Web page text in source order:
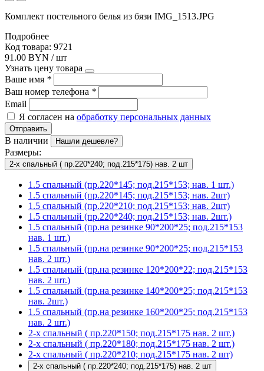
Комплект постельного белья из бязи IMG_1513.JPG
Подробнее
Код товара: 9721
91.00 BYN / шт
Узнать цену товара
Ваше имя *
Ваш номер телефона *
Email
Я согласен на обработку персональных данных
Отправить
В наличии Нашли дешевле?
Размеры:
2-х спальный ( пр.220*240; под.215*175) нав. 2 шт
1.5 спальный (пр.220*145; под.215*153; нав. 1 шт.)
1.5 спальный (пр.220*145; под.215*153; нав. 2шт)
1.5 спальный (пр.220*210; под.215*153; нав. 2шт)
1.5 спальный (пр.220*240; под.215*153; нав. 2шт.)
1.5 спальный (пр.на резинке 90*200*25; под.215*153
нав. 1 шт.)
1.5 спальный (пр.на резинке 90*200*25; под.215*153
нав. 2 шт.)
1.5 спальный (пр.на резинке 120*200*22; под.215*153
нав. 2 шт.)
1.5 спальный (пр.на резинке 140*200*25; под.215*153
нав. 2шт.)
1.5 спальный (пр.на резинке 160*200*25; под.215*153
нав. 2 шт.)
2-х спальный ( пр.220*150; под.215*175 нав. 2 шт.)
2-х спальный ( пр.220*180; под.215*175 нав. 2 шт.)
2-х спальный ( пр.220*210; под.215*175 нав. 2 шт)
2-х спальный ( пр.220*240; под.215*175) нав. 2 шт